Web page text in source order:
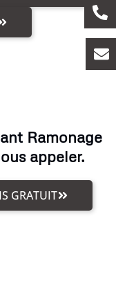
Ramonage
appeler.
GRATUIT